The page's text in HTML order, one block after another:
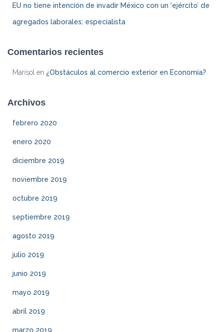
EU no tiene intención de invadir México con un ‘ejército’ de
agregados laborales: especialista
Comentarios recientes
Marisol en ¿Obstáculos al comercio exterior en Economía?
Archivos
febrero 2020
enero 2020
diciembre 2019
noviembre 2019
octubre 2019
septiembre 2019
agosto 2019
julio 2019
junio 2019
mayo 2019
abril 2019
marzo 2019